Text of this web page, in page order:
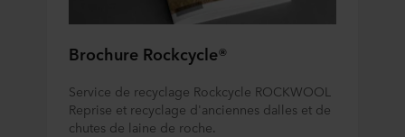
Brochure Rockcycle®
Service de recyclage Rockcycle ROCKWOOL
Reprise et recyclage d'anciennes dalles et de
chutes de laine de roche.